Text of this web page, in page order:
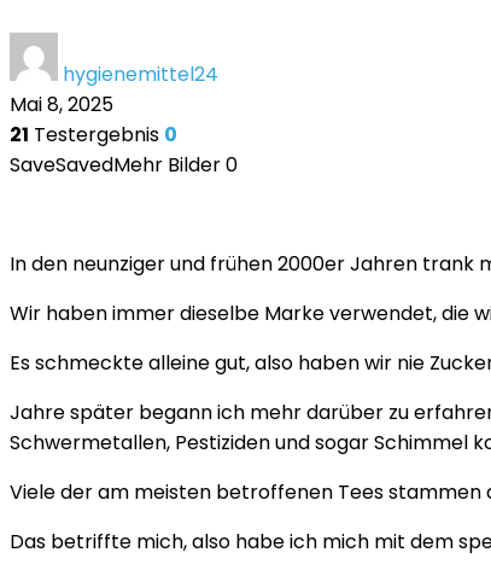
hygienemittel24
Mai 8, 2025
21 Testergebnis 0
SaveSavedMehr Bilder0
In den neunziger und frühen 2000er Jahren trank
Wir haben immer dieselbe Marke verwendet, die
Es schmeckte alleine gut, also haben wir nie
Jahre später begann ich mehr darüber zu
Schwermetallen, Pestiziden und sogar Schimmel
Viele der am meisten betroffenen Tees stammen
Das betriffte mich, also habe ich mich mit dem